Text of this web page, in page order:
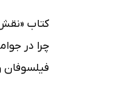
چرا در